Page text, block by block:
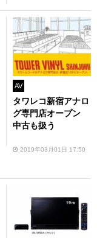
AV
タワレコ新宿アナロ
グ専門店オープン
中古も扱う
2019年03月01日 17:50